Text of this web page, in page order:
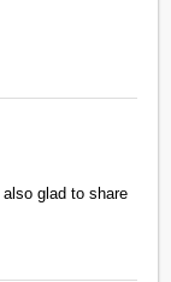
glad to share